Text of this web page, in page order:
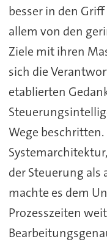
besser in den
allem von den
Ziele mit ihren
sich die
etablierten
Wege
der Steuerung
machte es dem
Prozesszeiten